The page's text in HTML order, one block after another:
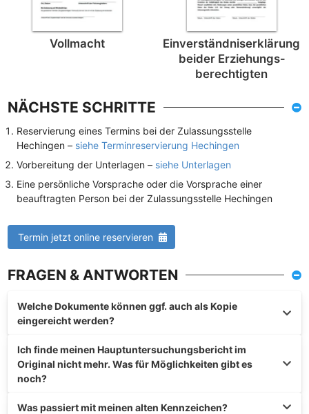
Vollmacht
Einverständnis­erklärung
beider Erziehungs­
berechtigten
NÄCHSTE SCHRITTE
Reservierung eines Termins bei der Zulassungsstelle
Hechingen – siehe Terminreservierung Hechingen
Vorbereitung der Unterlagen – siehe Unterlagen
Eine persönliche Vorsprache oder die Vorsprache einer
beauftragten Person bei der Zulassungsstelle Hechingen
Termin jetzt online reservieren
FRAGEN & ANTWORTEN
Welche Dokumente können ggf. auch als Kopie
eingereicht werden?
Ich finde meinen Hauptuntersuchungsbericht im
Original nicht mehr. Was für Möglichkeiten gibt es
noch?
Was passiert mit meinen alten Kennzeichen?